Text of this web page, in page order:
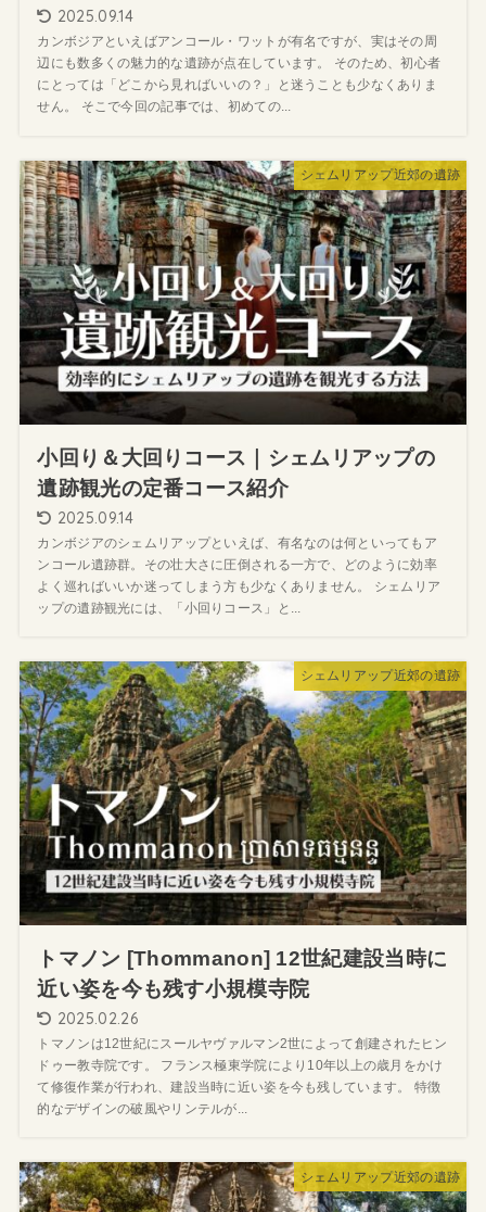
2025.09.14
カンボジアといえばアンコール・ワットが有名ですが、実はその周
辺にも数多くの魅力的な遺跡が点在しています。 そのため、初心者
にとっては「どこから見ればいいの？」と迷うことも少なくありま
せん。 そこで今回の記事では、初めての...
シェムリアップ近郊の遺跡
小回り＆大回りコース｜シェムリアップの
遺跡観光の定番コース紹介
2025.09.14
カンボジアのシェムリアップといえば、有名なのは何といってもア
ンコール遺跡群。その壮大さに圧倒される一方で、どのように効率
よく巡ればいいか迷ってしまう方も少なくありません。 シェムリア
ップの遺跡観光には、「小回りコース」と...
シェムリアップ近郊の遺跡
トマノン [Thommanon] 12世紀建設当時に
近い姿を今も残す小規模寺院
2025.02.26
トマノンは12世紀にスールヤヴァルマン2世によって創建されたヒン
ドゥー教寺院です。 フランス極東学院により10年以上の歳月をかけ
て修復作業が行われ、建設当時に近い姿を今も残しています。 特徴
的なデザインの破風やリンテルが...
シェムリアップ近郊の遺跡